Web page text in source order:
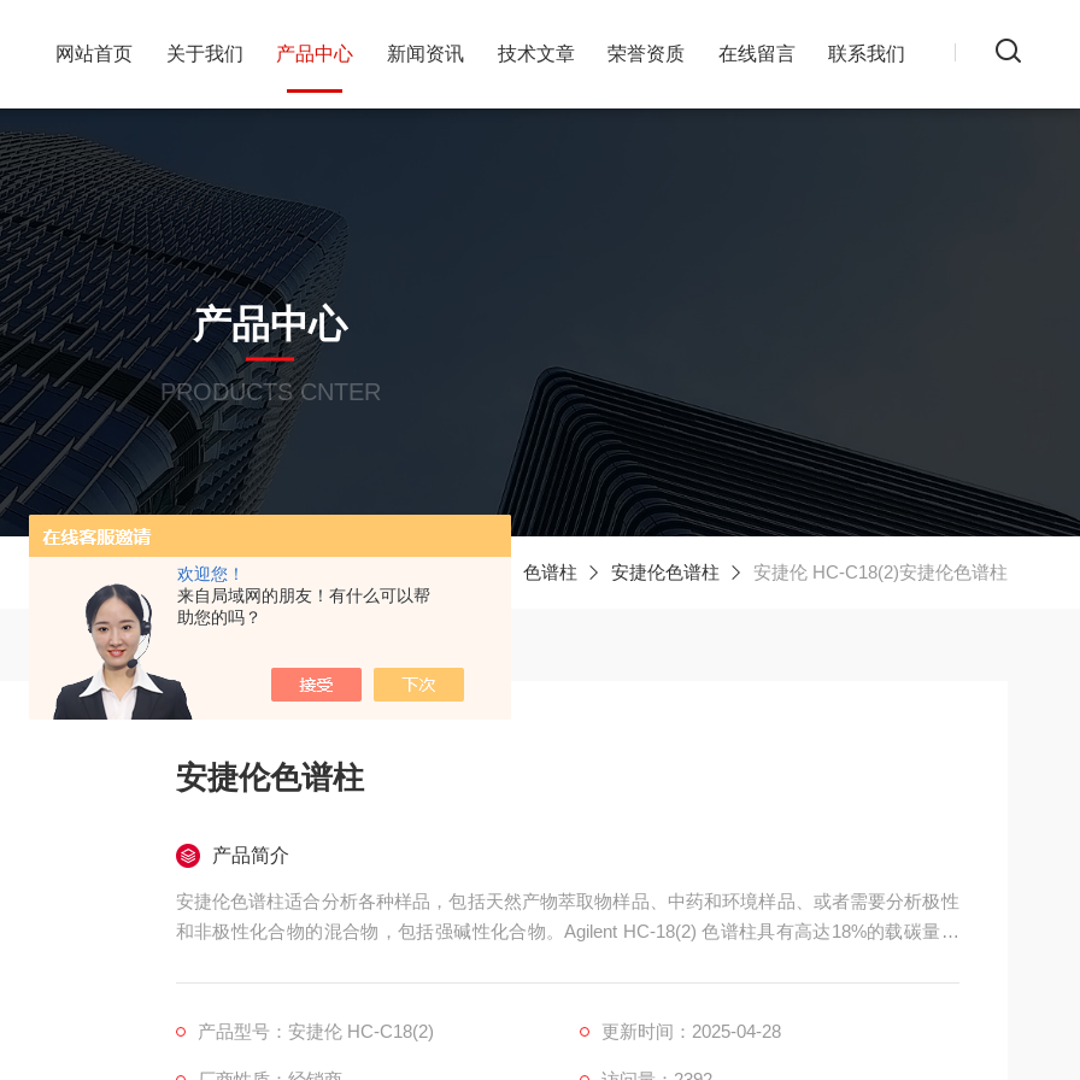
欢迎您！
来自局域网的朋友！有什么可以帮
助您的吗？
网站首页 关于我们 产品中心 新闻资讯 技术文章 荣誉资质 在线留言 联系我们
产品中心
PRODUCTS CNTER
色谱柱 安捷伦色谱柱 安捷伦 HC-C18(2)安捷伦色谱柱
安捷伦色谱柱
产品简介
安捷伦色谱柱适合分析各种样品，包括天然产物萃取物样品、中药和环境样品、或者需要分析极性
和非极性化合物的混合物，包括强碱性化合物。Agilent HC-18(2) 色谱柱具有高达18%的载碳量，
产品型号：安捷伦 HC-C18(2)
更新时间：2025-04-28